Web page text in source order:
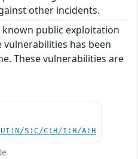
other incidents.
known public exploitation
has been
These vulnerabilities are
UI:N/S:C/C:H/I:H/A:H